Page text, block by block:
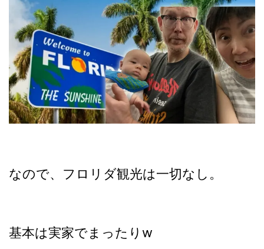
なので、フロリダ観光は一切なし。
基本は実家でまったりw